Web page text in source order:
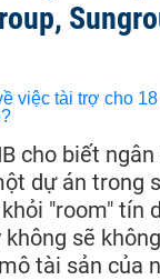
cho biết
dự án trong
"room" tín
sẽ
tài sản của